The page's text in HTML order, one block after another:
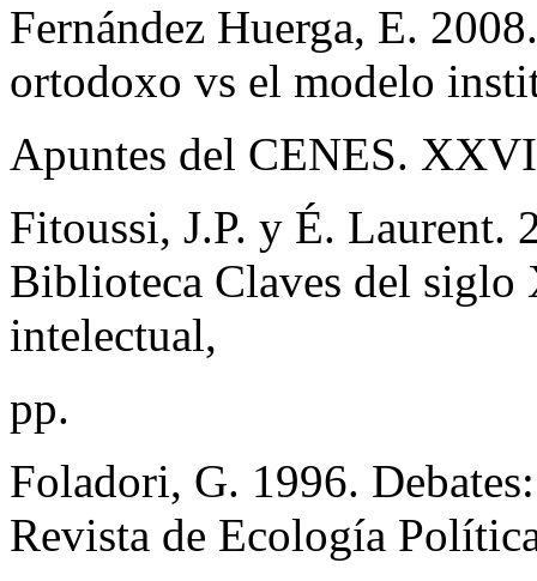
Fernández Huerga, E.
ortodoxo vs el modelo
Apuntes del CENES.
Fitoussi, J.P. y É. Laurent.
Biblioteca Claves del
intelectual,
pp.
Foladori, G. 1996.
Revista de Ecología